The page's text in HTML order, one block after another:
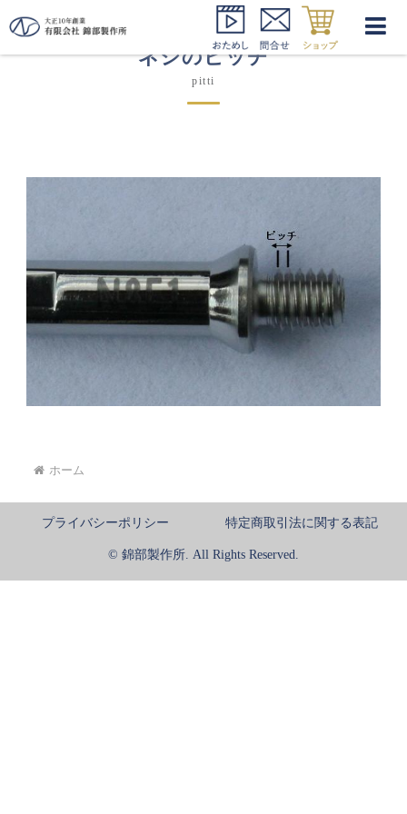
ネジのピッチ
pitti
ホーム
プライバシーポリシー 特定商取引法に関する表記
© 錦部製作所. All Rights Reserved.